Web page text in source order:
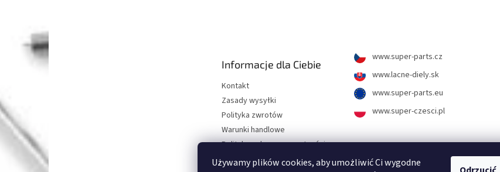
Używamy plików cookies, aby umożliwić Ci wygodne
Informacje dla Ciebie
Kontakt
Zasady wysyłki
Polityka zwrotów
Warunki handlowe
Polityka ochrony prywatności
O nas
www.super-parts.cz
www.lacne-diely.sk
www.super-parts.eu
www.super-czesci.pl